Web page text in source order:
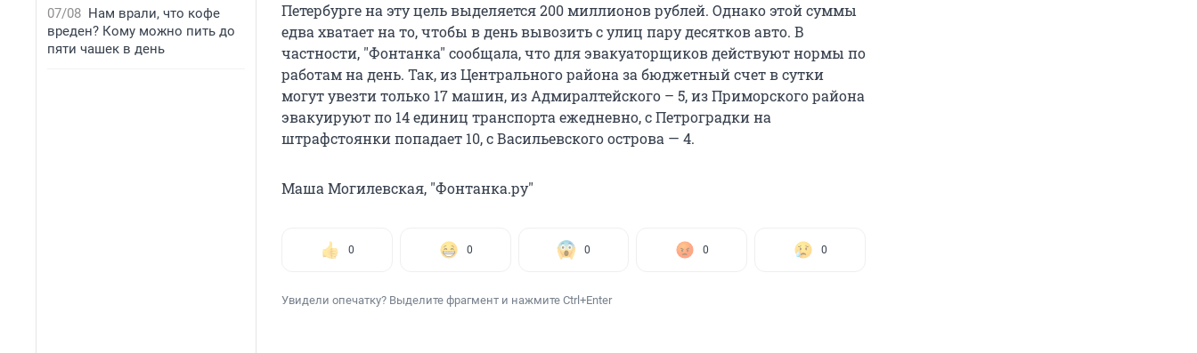
07/08 Нам врали, что кофе
вреден? Кому можно пить до
пяти чашек в день
Петербурге на эту цель выделяется 200 миллионов рублей. Однако этой суммы
едва хватает на то, чтобы в день вывозить с улиц пару десятков авто. В
частности, "Фонтанка" сообщала, что для эвакуаторщиков действуют нормы по
работам на день. Так, из Центрального района за бюджетный счет в сутки
могут увезти только 17 машин, из Адмиралтейского – 5, из Приморского района
эвакуируют по 14 единиц транспорта ежедневно, с Петроградки на
штрафстоянки попадает 10, с Васильевского острова — 4.
Маша Могилевская, "Фонтанка.ру"
0 0 0 0 0
Увидели опечатку? Выделите фрагмент и нажмите Ctrl+Enter